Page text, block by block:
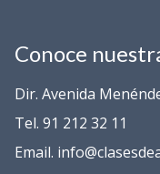
Conoce
Dir. Avenida
Tel. 91 212 32 11
Email.